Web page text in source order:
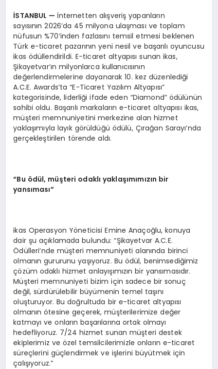
İSTANBUL — İnternetten alışveriş yapanların
sayısının 2026’da 45 milyona ulaşması ve toplam
nüfusun %70’inden fazlasını temsil etmesi beklenen
Türk e-ticaret pazarının yeni nesil ve başarılı oyuncusu
ikas ödüllendirildi. E-ticaret altyapısı sunan ikas,
Şikayetvar’ın milyonlarca kullanıcısının
değerlendirmelerine dayanarak 10. kez düzenlediği
A.C.E. Awards’ta “E-Ticaret Yazılım Altyapısı”
kategorisinde, liderliği ifade eden “Diamond” ödülünün
sahibi oldu. Başarılı markaların e-ticaret altyapısı ikas,
müşteri memnuniyetini merkezine alan hizmet
yaklaşımıyla layık görüldüğü ödülü, Çırağan Sarayı’nda
gerçekleştirilen törende aldı.
“Bu ödül, müşteri odaklıyaklaşımımızın bir
yansıması”
ikas Operasyon Yöneticisi Emine Anaçoğlu, konuya
dair şu açıklamada bulundu: “Şikayetvar A.C.E.
Ödülleri’nde müşteri memnuniyeti alanında birinci
olmanın gururunu yaşıyoruz. Bu ödül, benimsediğimiz
çözüm odaklı hizmet anlayışımızın bir yansımasıdır.
Müşteri memnuniyeti bizim için sadece bir sonuç
değil, sürdürülebilir büyümenin temel taşını
oluşturuyor. Bu doğrultuda bir e-ticaret altyapısı
olmanın ötesine geçerek, müşterilerimize değer
katmayı ve onların başarılarına ortak olmayı
hedefliyoruz. 7/24 hizmet sunan müşteri destek
ekiplerimiz ve özel temsilcilerimizle onların e-ticaret
süreçlerini güçlendirmek ve işlerini büyütmek için
çalışıyoruz.”